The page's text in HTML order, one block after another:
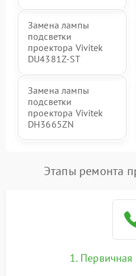
Замена лампы
подсветки
проектора Vivitek
DU4381Z-ST
Замена лампы
подсветки
проектора Vivitek
DH3665ZN
Этапы ремонта
1. Первичная